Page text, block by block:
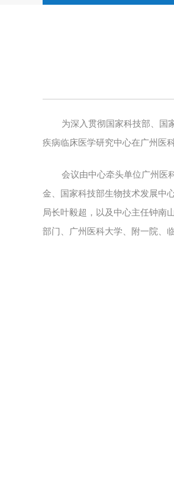
为深入贯彻国家科技部、国
疾病临床医学研究中心在广州医
会议由中心牵头单位广州医
金、国家科技部生物技术发展中
局长叶毅超，以及中心主任钟南
部门、广州医科大学、附一院、